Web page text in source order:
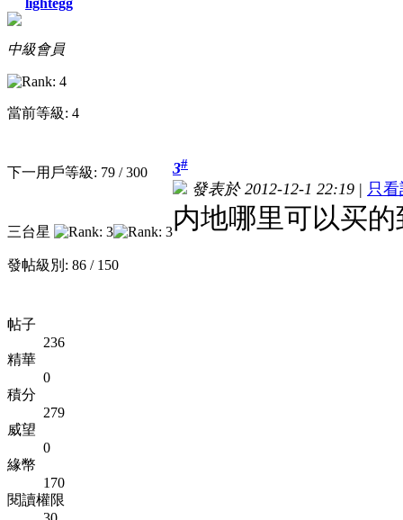
中級會員
當前等級: 4
下一用戶等級: 79 / 300
三台星
發帖級別: 86 / 150
帖子
236
精華
0
積分
279
威望
0
緣幣
170
閱讀權限
3#
發表於 2012-12-1 22:19 | 只
内地哪里可以买的